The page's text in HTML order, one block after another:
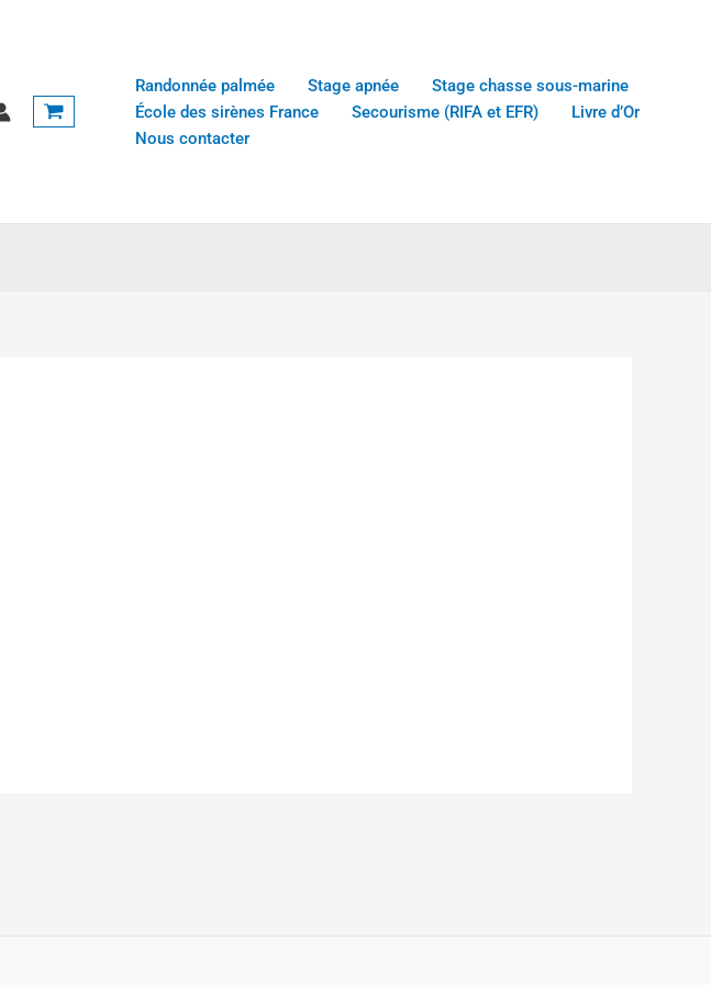
Randonnée palmée Stage apnée
Stage chasse sous-marine
École des sirènes France
Secourisme (RIFA et EFR)
Livre d’Or
Nous contacter